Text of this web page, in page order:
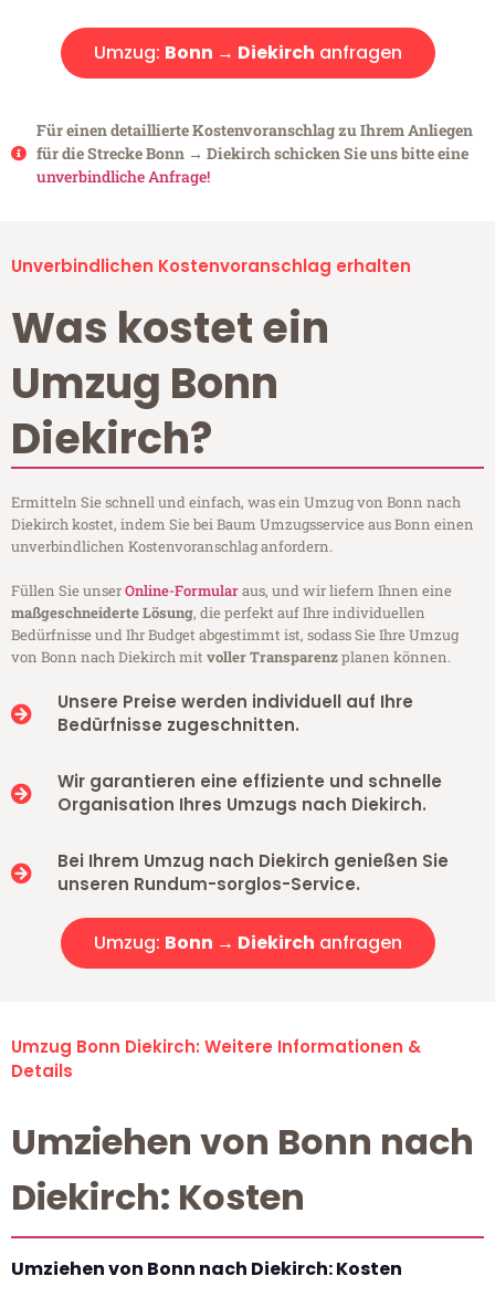
Umzug: Bonn → Diekirch anfragen
Für einen detaillierte Kostenvoranschlag zu Ihrem Anliegen
für die Strecke Bonn → Diekirch schicken Sie uns bitte eine
unverbindliche Anfrage!
Unverbindlichen Kostenvoranschlag erhalten
Was kostet ein
Umzug Bonn
Diekirch?
Ermitteln Sie schnell und einfach, was ein Umzug von Bonn nach
Diekirch kostet, indem Sie bei Baum Umzugsservice aus Bonn einen
unverbindlichen Kostenvoranschlag anfordern.
Füllen Sie unserOnline-Formularaus, und wir liefern Ihnen eine
maßgeschneiderte Lösung, die perfekt auf Ihre individuellen
Bedürfnisse und Ihr Budget abgestimmt ist, sodass Sie Ihre Umzug
von Bonn nach Diekirch mitvoller Transparenzplanen können.
Unsere Preise werden individuell auf Ihre
Bedürfnisse zugeschnitten.
Wir garantieren eine effiziente und schnelle
Organisation Ihres Umzugs nach Diekirch.
Bei Ihrem Umzug nach Diekirch genießen Sie
unseren Rundum-sorglos-Service.
Umzug: Bonn → Diekirch anfragen
Umzug Bonn Diekirch: Weitere Informationen &
Details
Umziehen von Bonn nach
Diekirch: Kosten
Umziehen von Bonn nach Diekirch: Kosten